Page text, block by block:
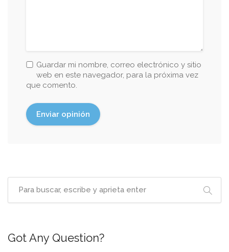
Guardar mi nombre, correo electrónico y sitio
web en este navegador, para la próxima vez
que comento.
Got Any Question?